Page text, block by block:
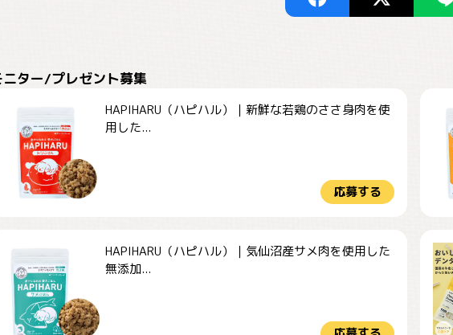
ニター/プレゼント募集
HAPIHARU（ハピハル）｜新鮮な若鶏のささ身肉を使
用した...
応募する
HAPIHARU（ハピハル）｜気仙沼産サメ肉を使用した
無添加...